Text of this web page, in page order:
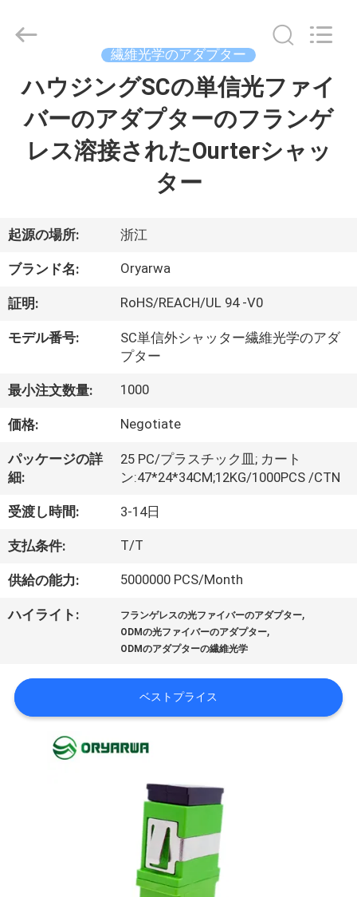
家
ク
ト
ビ
オ
達
に
つ
い
て
場
旅
2021
Communication
Equipment
Rights
繊維光学のアダプター
ハウジングSCの単信光ファイ
バーのアダプターのフランゲ
レス溶接されたOurterシャッ
ター
起源の場所: 浙江
ブランド名: Oryarwa
証明: RoHS/REACH/UL 94 -V0
モデル番号:
SC単信外シャッター繊維光学のアダ
プター
最小注文数量: 1000
価格: Negotiate
パッケージの詳
細:
25 PC/プラスチック皿; カート
ン:47*24*34CM;12KG/1000PCS /CTN
受渡し時間: 3-14日
支払条件: T/T
供給の能力: 5000000 PCS/Month
ハイライト: フランゲレスの光ファイバーのアダプター,
ODMの光ファイバーのアダプター,
ODMのアダプターの繊維光学
ベストプライス